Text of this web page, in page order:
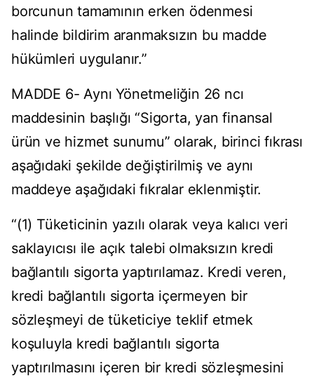
borcunun tamamının erken ödenmesi
halinde bildirim aranmaksızın bu madde
hükümleri uygulanır.”
MADDE 6- Aynı Yönetmeliğin 26 ncı
maddesinin başlığı “Sigorta, yan finansal
ürün ve hizmet sunumu” olarak, birinci fıkrası
aşağıdaki şekilde değiştirilmiş ve aynı
maddeye aşağıdaki fıkralar eklenmiştir.
“(1) Tüketicinin yazılı olarak veya kalıcı veri
saklayıcısı ile açık talebi olmaksızın kredi
bağlantılı sigorta yaptırılamaz. Kredi veren,
kredi bağlantılı sigorta içermeyen bir
sözleşmeyi de tüketiciye teklif etmek
koşuluyla kredi bağlantılı sigorta
yaptırılmasını içeren bir kredi sözleşmesini